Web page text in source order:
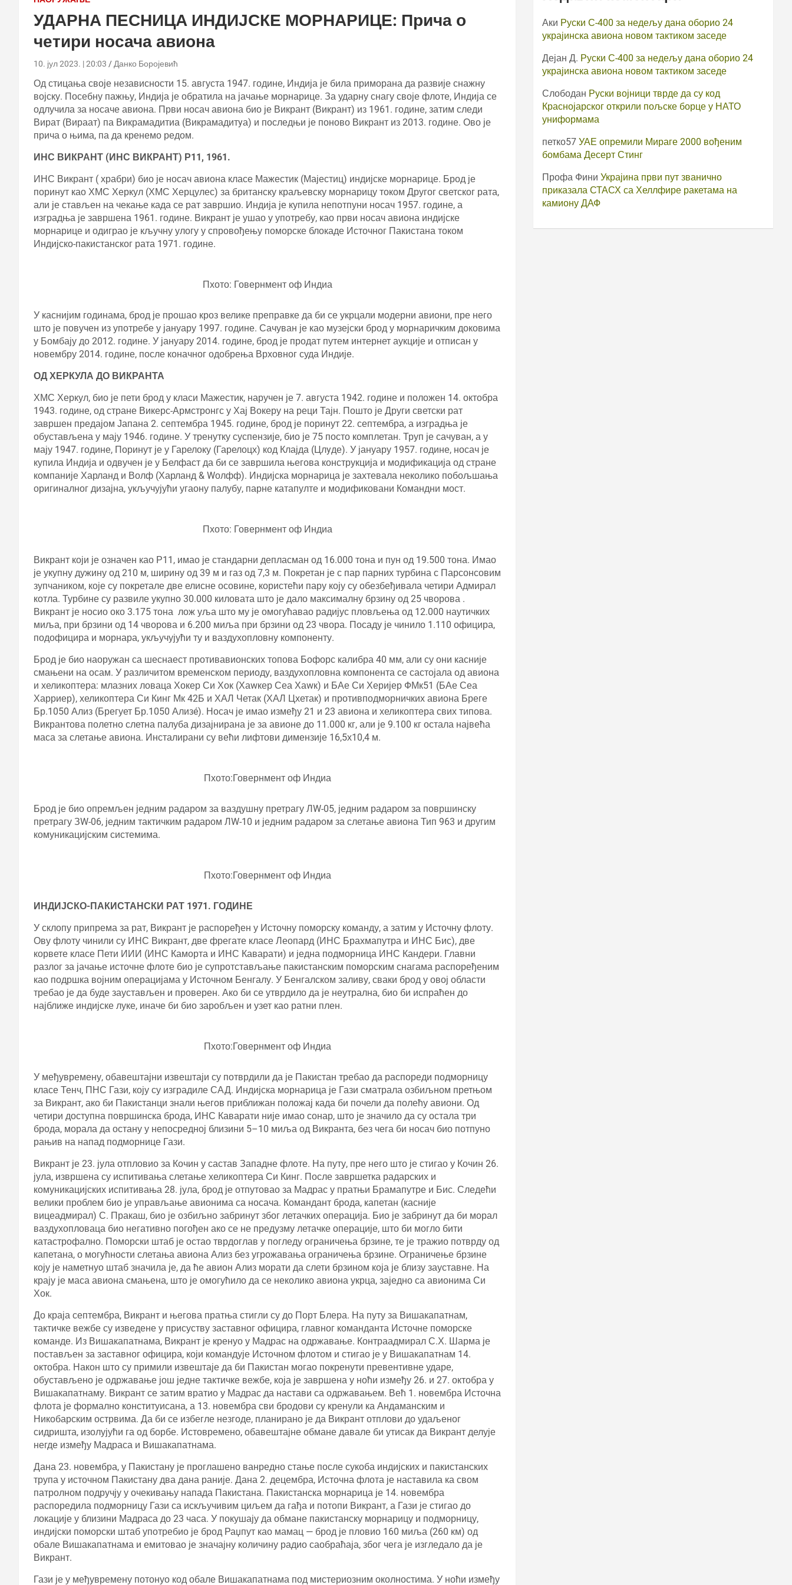
УДАРНА ПЕСНИЦА ИНДИЈСКЕ МОРНАРИЦЕ: Прича о
четири носача авиона
10. јул 2023. | 20:03 Данко Боројевић
Од стицања своје независности 15. августа 1947. године, Индија је била приморана да развије снажну
војску. Посебну пажњу, Индија је обратила на јачање морнарице. За ударну снагу своје флоте, Индија се
одлучила за носаче авиона. Први носач авиона био је Викрант (Викрант) из 1961. године, затим следи
Вират (Вираат) па Викрамадитиа (Викрамадитyа) и последњи је поново Викрант из 2013. године. Ово је
прича о њима, па да кренемо редом.
ИНС ВИКРАНТ (ИНС ВИКРАНТ) Р11, 1961.
ИНС Викрант ( храбри) био је носач авиона класе Мажестик (Мајестиц) индијске морнарице. Брод је
поринут као ХМС Херкул (ХМС Херцулес) за британску краљевску морнарицу током Другог светског рата,
али је стављен на чекање када се рат завршио. Индија је купила непотпуни носач 1957. године, а
изградња је завршена 1961. године. Викрант је ушао у употребу, као први носач авиона индијске
морнарице и одиграо је кључну улогу у спровођењу поморске блокаде Источног Пакистана током
Индијско-пакистанског рата 1971. године.
Пхото: Говернмент оф Индиа
У каснијим годинама, брод је прошао кроз велике преправке да би се укрцали модерни авиони, пре него
што је повучен из употребе у јануару 1997. године. Сачуван је као музејски брод у морнаричким доковима
у Бомбају до 2012. године. У јануару 2014. године, брод је продат путем интернет аукције и отписан у
новембру 2014. године, после коначног одобрења Врховног суда Индије.
ОД ХЕРКУЛА ДО ВИКРАНТА
ХМС Херкул, био је пети брод у класи Мажестик, наручен је 7. августа 1942. године и положен 14. октобра
1943. године, од стране Викерс-Армстронгс у Хај Вокеру на реци Тајн. Пошто је Други светски рат
завршен предајом Јапана 2. септембра 1945. године, брод је поринут 22. септембра, а изградња је
обустављена у мају 1946. године. У тренутку суспензије, био је 75 посто комплетан. Труп је сачуван, а у
мају 1947. године, Поринут је у Гарелоку (Гарелоцх) код Клајда (Цлyде). У јануару 1957. године, носач је
купила Индија и одвучен је у Белфаст да би се завршила његова конструкција и модификација од стране
компаније Харланд и Волф (Харланд & Wолфф). Индијска морнарица је захтевала неколико побољшања
оригиналног дизајна, укључујући угаону палубу, парне катапулте и модификовани Командни мост.
Пхото: Говернмент оф Индиа
Викрант који је означен као Р11, имао је стандарни депласман од 16.000 тона и пун од 19.500 тона. Имао
је укупну дужину од 210 м, ширину од 39 м и газ од 7,3 м. Покретан је с пар парних турбина с Парсонсовим
зупчаником, које су покретале две елисне осовине, користећи пару коју су обезбеђивала четири Адмирал
котла. Турбине су развиле укупно 30.000 киловата што је дало максималну брзину од 25 чворова .
Викрант је носио око 3.175 тона лож уља што му је омогућавао радијус пловљења од 12.000 наутичких
миља, при брзини од 14 чворова и 6.200 миља при брзини од 23 чвора. Посаду је чинило 1.110 официра,
подофицира и морнара, укључујући ту и ваздухопловну компоненту.
Брод је био наоружан са шеснаест противавионских топова Бофорс калибра 40 мм, али су они касније
смањени на осам. У различитом временском периоду, ваздухопловна компонента се састојала од авиона
и хеликоптера: млазних ловаца Хокер Си Хок (Хаwкер Сеа Хаwк) и БАе Си Херијер ФМк51 (БАе Сеа
Харриер), хеликоптера Си Кинг Мк 42Б и ХАЛ Четак (ХАЛ Цхетак) и противподморничких авиона Бреге
Бр.1050 Ализ (Брегует Бр.1050 Ализé). Носач је имао између 21 и 23 авиона и хеликоптера свих типова.
Викрантова полетно слетна палуба дизајнирана је за авионе до 11.000 кг, али је 9.100 кг остала највећа
маса за слетање авиона. Инсталирани су већи лифтови димензије 16,5х10,4 м.
Пхото:Говернмент оф Индиа
Брод је био опремљен једним радаром за ваздушну претрагу ЛW-05, једним радаром за површинску
претрагу ЗW-06, једним тактичким радаром ЛW-10 и једним радаром за слетање авиона Тип 963 и другим
комуникацијским системима.
Пхото:Говернмент оф Индиа
ИНДИЈСКО-ПАКИСТАНСКИ РАТ 1971. ГОДИНЕ
У склопу припрема за рат, Викрант је распоређен у Источну поморску команду, а затим у Источну флоту.
Ову флоту чинили су ИНС Викрант, две фрегате класе Леопард (ИНС Брахмапутра и ИНС Бис), две
корвете класе Пети ИИИ (ИНС Каморта и ИНС Каварати) и једна подморница ИНС Кандери. Главни
разлог за јачање источне флоте био је супротстављање пакистанским поморским снагама распоређеним
као подршка војним операцијама у Источном Бенгалу. У Бенгалском заливу, сваки брод у овој области
требао је да буде заустављен и проверен. Ако би се утврдило да је неутрална, био би испраћен до
најближе индијске луке, иначе би био заробљен и узет као ратни плен.
Пхото:Говернмент оф Индиа
У међувремену, обавештајни извештаји су потврдили да је Пакистан требао да распореди подморницу
класе Тенч, ПНС Гази, коју су изградиле САД. Индијска морнарица је Гази сматрала озбиљном претњом
за Викрант, ако би Пакистанци знали његов приближан положај када би почели да полећу авиони. Од
четири доступна површинска брода, ИНС Каварати није имао сонар, што је значило да су остала три
брода, морала да остану у непосредној близини 5–10 миља од Викранта, без чега би носач био потпуно
рањив на напад подморнице Гази.
Викрант је 23. јула отпловио за Кочин у састав Западне флоте. На путу, пре него што је стигао у Кочин 26.
јула, извршена су испитивања слетање хеликоптера Си Кинг. После завршетка радарских и
комуникацијских испитивања 28. јула, брод је отпутовао за Мадрас у пратњи Брамапутре и Бис. Следећи
велики проблем био је управљање авионима са носача. Командант брода, капетан (касније
вицеадмирал) С. Пракаш, био је озбиљно забринут због летачких операција. Био је забринут да би морал
ваздухопловаца био негативно погођен ако се не предузму летачке операције, што би могло бити
катастрофално. Поморски штаб је остао тврдоглав у погледу ограничења брзине, те је тражио потврду од
капетана, о могућности слетања авиона Ализ без угрожавања ограничења брзине. Ограничење брзине
коју је наметнуо штаб значила је, да ће авион Ализ морати да слети брзином која је близу зауставне. На
крају је маса авиона смањена, што је омогућило да се неколико авиона укрца, заједно са авионима Си
Хок.
До краја септембра, Викрант и његова пратња стигли су до Порт Блера. На путу за Вишакапатнам,
тактичке вежбе су изведене у присуству заставног официра, главног команданта Источне поморске
команде. Из Вишакапатнама, Викрант је кренуо у Мадрас на одржавање. Контраадмирал С.Х. Шарма је
постављен за заставног официра, који командује Источном флотом и стигао је у Вишакапатнам 14.
октобра. Након што су примили извештаје да би Пакистан могао покренути превентивне ударе,
обустављено је одржавање још једне тактичке вежбе, која је завршена у ноћи између 26. и 27. октобра у
Вишакапатнаму. Викрант се затим вратио у Мадрас да настави са одржавањем. Већ 1. новембра Источна
флота је формално конституисана, а 13. новембра сви бродови су кренули ка Андаманским и
Никобарским острвима. Да би се избегле незгоде, планирано је да Викрант отплови до удаљеног
сидришта, изолујући га од борбе. Истовремено, обавештајне обмане давале би утисак да Викрант делује
негде између Мадраса и Вишакапатнама.
Дана 23. новембра, у Пакистану је проглашено ванредно стање после сукоба индијских и пакистанских
трупа у источном Пакистану два дана раније. Дана 2. децембра, Источна флота је наставила ка свом
патролном подручју у очекивању напада Пакистана. Пакистанска морнарица је 14. новембра
распоредила подморницу Гази са искључивим циљем да гађа и потопи Викрант, а Гази је стигао до
локације у близини Мадраса до 23 часа. У покушају да обмане пакистанску морнарицу и подморницу,
индијски поморски штаб употребио је брод Раџпут као мамац — брод је пловио 160 миља (260 км) од
обале Вишакапатнама и емитовао је значајну количину радио саобраћаја, због чега је изгледало да је
Викрант.
Гази је у међувремену потонуо код обале Вишакапатнама под мистериозним околностима. У ноћи између
Аки Руски С-400 за недељу дана оборио 24
украјинска авиона новом тактиком заседе
Дејан Д. Руски С-400 за недељу дана оборио 24
украјинска авиона новом тактиком заседе
Слободан Руски војници тврде да су код
Краснојарског открили пољске борце у НАТО
униформама
петко57 УАЕ опремили Мираге 2000 вођеним
бомбама Десерт Стинг
Профа Фини Украјина први пут званично
приказала СТАСХ са Хеллфире ракетама на
камиону ДАФ